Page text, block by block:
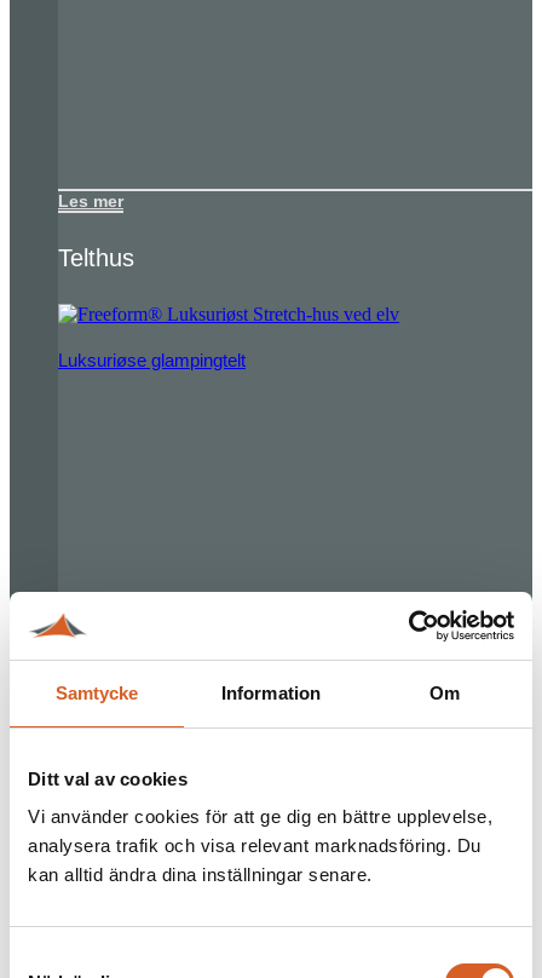
Samtycke Information Om
Ditt val av cookies
Vi använder cookies för att ge dig en bättre upplevelse,
analysera trafik och visa relevant marknadsföring. Du
kan alltid ändra dina inställningar senare.
Les mer
Telthus
Luksuriøse glampingtelt